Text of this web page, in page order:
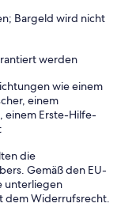
Bargeld wird nicht
werden
wie einem
einem
einem Erste-Hilfe-
die
Gemäß den EU-
unterliegen
dem Widerrufsrecht.